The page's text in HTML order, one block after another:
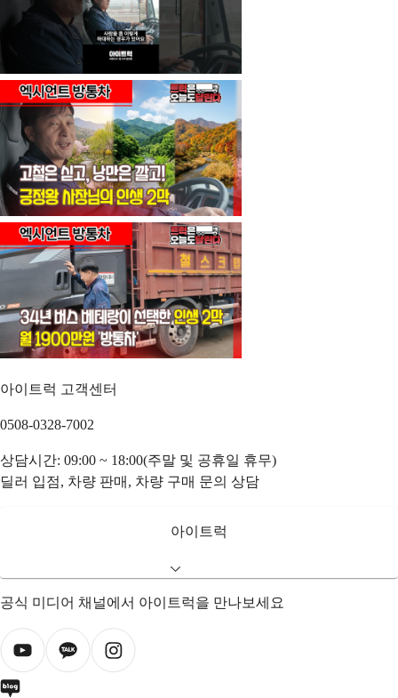
아이트럭 고객센터
0508-0328-7002
상담시간: 09:00 ~ 18:00(주말 및 공휴일 휴무)
딜러 입점, 차량 판매, 차량 구매 문의 상담
아이트럭
공식 미디어 채널에서 아이트럭을 만나보세요